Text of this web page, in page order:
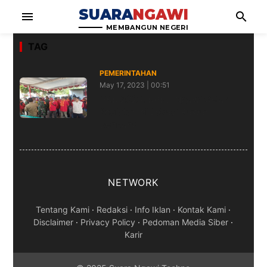
menu SUARANGAWI
MEMBANGUN NEGERI
search
TAG
PEMERINTAHAN
May 17, 2023 | 00:51
NETWORK
Tentang Kami · Redaksi · Info Iklan · Kontak Kami ·
Disclaimer · Privacy Policy · Pedoman Media Siber ·
Karir